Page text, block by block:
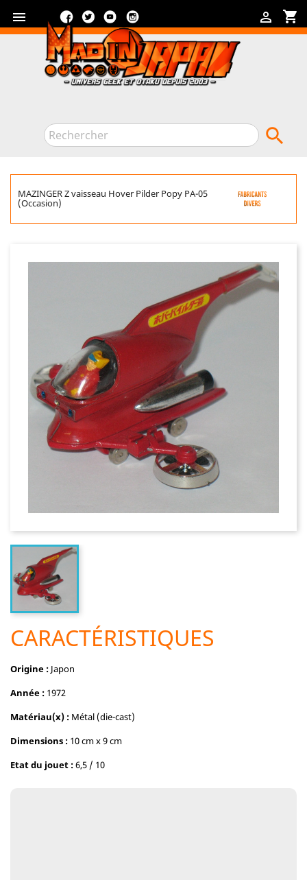
 shopping_cart

FacebookTwitterYouTube

MAZINGER Z vaisseau Hover Pilder Popy PA-05
(Occasion)
CARACTÉRISTIQUES
Origine : Japon
Année : 1972
Matériau(x) : Métal (die-cast)
Dimensions : 10 cm x 9 cm
Etat du jouet :6,5 / 10